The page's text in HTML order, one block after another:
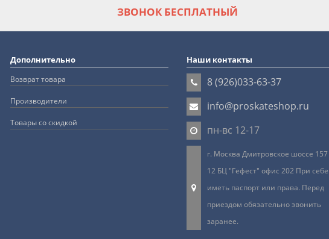
ЗВОНОК БЕСПЛАТНЫЙ
Дополнительно
Возврат товара
Производители
Товары со скидкой
Наши контакты
8 (926)033-63-37
info@proskateshop.ru
пн-вс 12-17
г. Москва Дмитровское шоссе 157
12 БЦ "Гефест" офис 202 При себе
иметь паспорт или права. Перед
приездом обязательно звонить
заранее.